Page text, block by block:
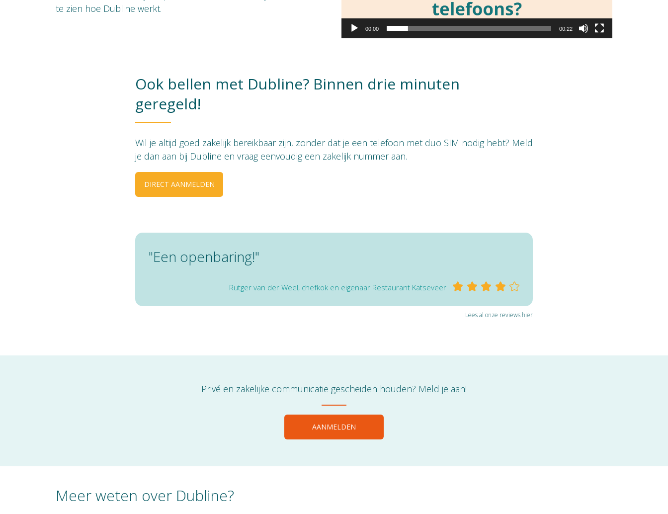
te zien hoe Dubline werkt.
00:00 00:22
Ook bellen met Dubline? Binnen drie minuten
geregeld!
Wil je altijd goed zakelijk bereikbaar zijn, zonder dat je een telefoon met duo SIM nodig hebt? Meld
je dan aan bij Dubline en vraag eenvoudig een zakelijk nummer aan.
DIRECT AANMELDEN
"Een openbaring!"
Rutger van der Weel, chefkok en eigenaar Restaurant Katseveer
Lees al onze reviews hier
Privé en zakelijke communicatie gescheiden houden? Meld je aan!
AANMELDEN
Meer weten over Dubline?